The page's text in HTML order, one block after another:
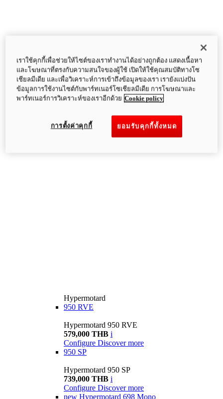
Hypermotard
950 RVE
Hypermotard 950 RVE
579,000 THB i
Configure Discover more
950 SP
Hypermotard 950 SP
739,000 THB i
Configure Discover more
new Hypermotard 698 Mono
เราใช้คุกกี้เพื่อช่วยให้ไซต์ของเราทำงานได้อย่างถูกต้อง แสดงเนื้อหา
และโฆษณาที่ตรงกับความสนใจของผู้ใช้ เปิดให้ใช้คุณสมบัติทางโซ
เชียลมีเดีย และเพื่อวิเคราะห์การเข้าถึงข้อมูลของเรา เรายังแบ่งปัน
ข้อมูลการใช้งานไซต์กับพาร์ทเนอร์โซเชียลมีเดีย การโฆษณาและ
พาร์ทเนอร์การวิเคราะห์ของเราอีกด้วย Cookie policy
ยอมรับคุกกี้ทั้งหมด
การตั้งค่าคุกกี้